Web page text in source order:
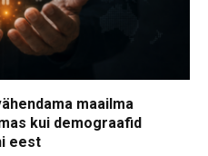
maailma
kui demograafid
eest